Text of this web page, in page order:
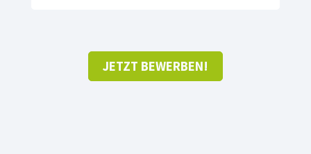
JETZT BEWERBEN!